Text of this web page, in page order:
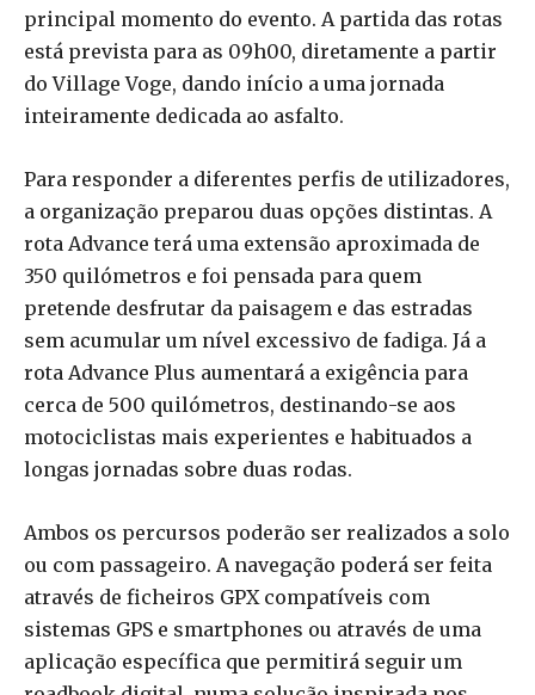
principal momento do evento. A partida das rotas
está prevista para as 09h00, diretamente a partir
do Village Voge, dando início a uma jornada
inteiramente dedicada ao asfalto.
Para responder a diferentes perfis de utilizadores,
a organização preparou duas opções distintas. A
rota Advance terá uma extensão aproximada de
350 quilómetros e foi pensada para quem
pretende desfrutar da paisagem e das estradas
sem acumular um nível excessivo de fadiga. Já a
rota Advance Plus aumentará a exigência para
cerca de 500 quilómetros, destinando-se aos
motociclistas mais experientes e habituados a
longas jornadas sobre duas rodas.
Ambos os percursos poderão ser realizados a solo
ou com passageiro. A navegação poderá ser feita
através de ficheiros GPX compatíveis com
sistemas GPS e smartphones ou através de uma
aplicação específica que permitirá seguir um